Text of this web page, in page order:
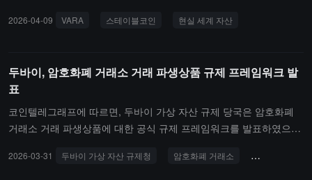
보프 갱단의 통제를 받을 가능성이 있으며, 약 3만 명의 폴란드인이
Sylwester Suszek는 2022년에 실종되었으며, 그가 보유한 4500개의
비트코인이 포함된 지갑 키는 결코 전달되지 않았다고 전해진다.
은 토큰 발행을 세 가지 경로로 분류합니다: 첫 번째 경로(Category
며, 중개인이 실사 및 지속적인 규정 준수를 책임집니다; 세 번째 경
로는 기능이 제한된 면제 가상 자산입니다.VARA의 법률 총괄 고문
루벤 봄바르디(Ruben Bombardi)는 이 프레임워크가 백서 및 독립적
인 위험 공개 성명을 통해 투명성을 높이고, 발행자에게 "더 높은 규
준"을 제공한다고 밝혔습니다. 이번 지침은 현행 《가상 자산 발행 규
2026-04-09 VARA 스테이블코인 현실 세계 자산
두바이, 암호화폐 거래소 거래 파생상품 규제 프레임워크 발
표
코인텔레그래프에 따르면, 두바이 가상 자산 규제 당국은 암호화폐
거래소 거래 파생상품에 대한 공식 규제 프레임워크를 발표하였으며,
고 있습니다.새로운 규정은 고객 적합성, 레버리지 및 마진 통제, 자
2026-03-31 두바이 가상 자산 규제청 암호화폐 거래소 규제 프레임워